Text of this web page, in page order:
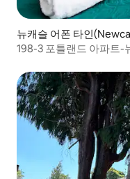
뉴캐슬 어폰 타인
파트
198-3 포틀랜드 아파트-